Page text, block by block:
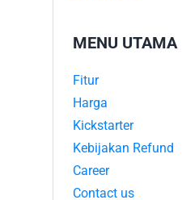
MENU UTAMA
Fitur
Harga
Kickstarter
Kebijakan Refund
Career
Contact us